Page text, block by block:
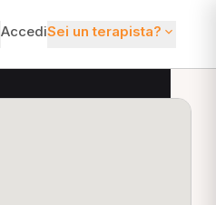
AccediSei un terapista?